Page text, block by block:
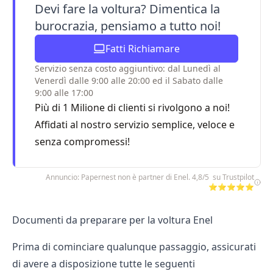
Devi fare la voltura? Dimentica la
burocrazia, pensiamo a tutto noi!
Fatti Richiamare
Servizio senza costo aggiuntivo: dal Lunedì al
Venerdì dalle 9:00 alle 20:00 ed il Sabato dalle
9:00 alle 17:00
Più di 1 Milione di clienti si rivolgono a noi!
Affidati al nostro servizio semplice, veloce e
senza compromessi!
Annuncio: Papernest non è partner di Enel. 4,8/5 su Trustpilot
⭐⭐⭐⭐⭐
Documenti da preparare per la voltura Enel
Prima di cominciare qualunque passaggio, assicurati
di avere a disposizione tutte le seguenti